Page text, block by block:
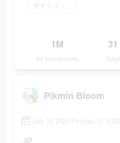
今すぐインストール
1M
Ad Impressions
31
Days
Pikmin Bloom
July 22 2022-October 31 2022